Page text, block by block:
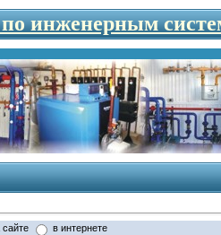
по инженерным
сайте в интернете